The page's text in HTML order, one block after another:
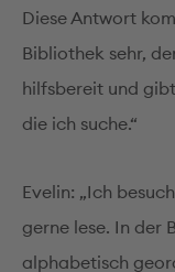
Diese Antwort
Bibliothek sehr,
hilfsbereit und
die ich suche.“
Evelin: „Ich
gerne lese. In der
alphabetisch